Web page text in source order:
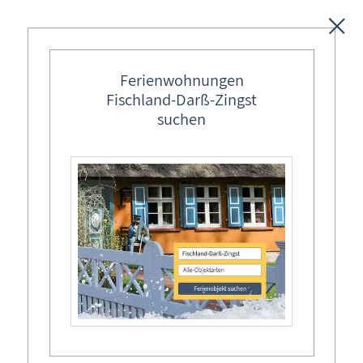
Freizeit
Wissenswertes
Aktuelles
Blog »Meine schöne Ostsee«
Seebrücke Prerow · Winter 2026
16. Feb 2026
Ferienwohnungen
Fischland-Darß-Zingst
suchen